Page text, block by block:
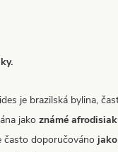
je brazilská bylina,
jako známé
často doporučováno